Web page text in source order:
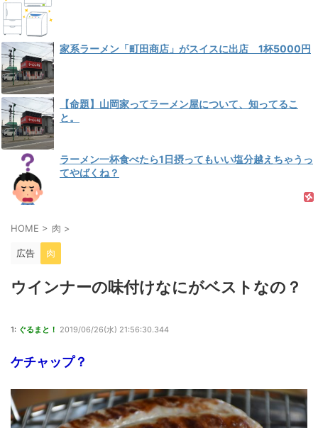
家系ラーメン「町田商店」がスイスに出店 1杯5000円
【命題】山岡家ってラーメン屋について、知ってるこ
と。
ラーメン一杯食べたら1日摂ってもいい塩分越えちゃうっ
てやばくね？
HOME > 肉 >
広告 肉
ウインナーの味付けなにがベストなの？
1: ぐるまと！ 2019/06/26(水) 21:56:30.344
ケチャップ？